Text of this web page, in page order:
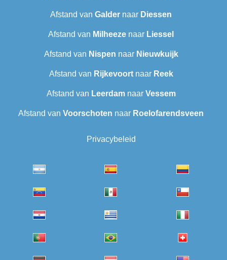
Afstand van Galder naar Diessen
Afstand van Milheeze naar Liessel
Afstand van Nispen naar Nieuwkuijk
Afstand van Rijkevoortnaar Reek
Afstand van Leerdamnaar Vessem
Afstand van Voorschoten naar Roelofarendsveen
Privacybeleid